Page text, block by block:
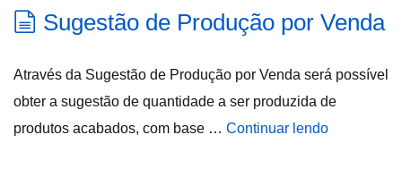
Sugestão de Produção por Venda
Através da Sugestão de Produção por Venda será possível
obter a sugestão de quantidade a ser produzida de
produtos acabados, com base … Continuar lendo